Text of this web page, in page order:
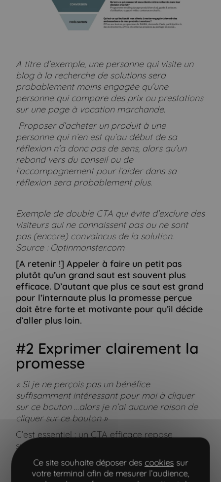
A titre d’exemple, une personne qui visite un
blog à la recherche de solutions sera
probablement moins engagée qu’une
personne qui compare des prix ou prestations
sur une page à vocation marchande.
Proposer d’acheter un produit à une
personne qui n’en est qu’au début de sa
réflexion n’a donc pas de sens, alors qu’un
rebond vers du conseil ou de
l’accompagnement pour l’aider dans sa
réflexion sera probablement plus.
Exemple de double CTA qui évite d’exclure des
visiteurs qui ne connaissent pas ou ne sont
pas (encore) convaincus de la solution.
Source : Optinmonster.com
[A retenir !]Appeler à faire un petit pas
plutôt qu’un grand saut est souvent plus
efficace. D’autant que plus ce saut est grand
pour l’internaute plus la promesse perçue
doit être forte et motivante pour qu’il décide
d’aller plus loin.
#2 Exprimer clairement la
promesse
« Si je ne perçois pas un bénéfice
suffisamment intéressant pour moi à cliquer
sur ce bouton …alors je n’ai aucune raison de
cliquer sur ce bouton »
C’est essentiel : un CTA efficace repose
systématiquement sur un insight fort et porte
en lui une réponse pertinente à des désirs, des
attentes ou des questionnements identifiés
auprès de l’audience à laquelle on s’adresse.
Ce site souhaite déposer des cookies sur
votre terminal afin de mesurer l’audience,